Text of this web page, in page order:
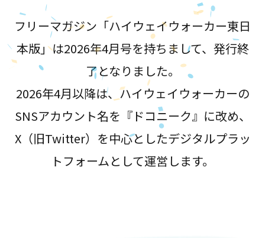
フリーマガジン「ハイウェイウォーカー東日
本版」は2026年4月号を持ちまして、発行終
了となりました。
2026年4月以降は、ハイウェイウォーカーの
SNSアカウント名を『ドコニーク』に改め、
X（旧Twitter）を中心としたデジタルプラッ
トフォームとして運営します。